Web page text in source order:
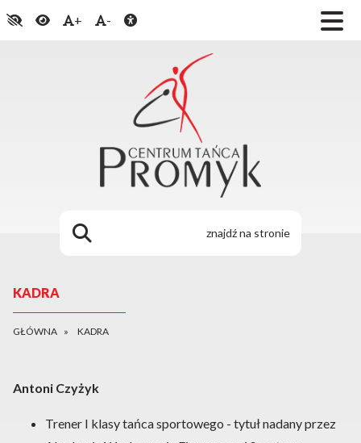
+ -
KADRA
GŁÓWNA KADRA
Antoni Czyżyk
Trener I klasy tańca sportowego - tytuł nadany przez